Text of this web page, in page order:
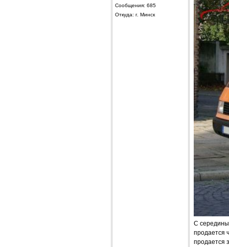
Сообщения: 685
Откуда: г. Минск
C середины
продается
продается